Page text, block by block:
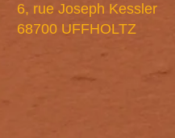
6, rue Joseph Kessler
68700 UFFHOLTZ